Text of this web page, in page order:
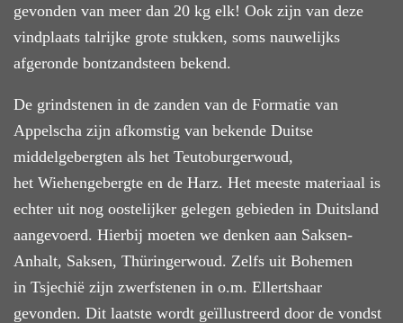
gevonden van meer dan 20 kg elk! Ook zijn van deze
vindplaats talrijke grote stukken, soms nauwelijks
afgeronde bontzandsteen bekend.
De grindstenen in de zanden van de Formatie van
Appelscha zijn afkomstig van bekende Duitse
middelgebergten als het Teutoburgerwoud,
het Wiehengebergte en de Harz. Het meeste materiaal is
echter uit nog oostelijker gelegen gebieden in Duitsland
aangevoerd. Hierbij moeten we denken aan Saksen-
Anhalt, Saksen, Thüringerwoud. Zelfs uit Bohemen
in Tsjechië zijn zwerfstenen in o.m. Ellertshaar
gevonden. Dit laatste wordt geïllustreerd door de vondst